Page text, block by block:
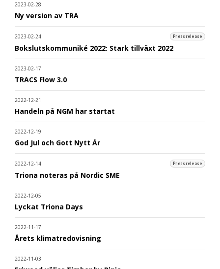
2023-02-28
Ny version av TRA
2023-02-24 Pressrelease
Bokslutskommuniké 2022: Stark tillväxt 2022
2023-02-17
TRACS Flow 3.0
2022-12-21
Handeln på NGM har startat
2022-12-19
God Jul och Gott Nytt År
2022-12-14 Pressrelease
Triona noteras på Nordic SME
2022-12-05
Lyckat Triona Days
2022-11-17
Årets klimatredovisning
2022-11-03